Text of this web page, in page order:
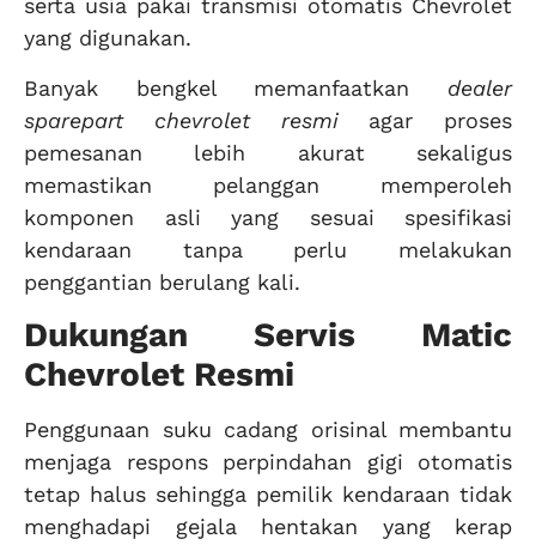
serta usia pakai transmisi otomatis Chevrolet
yang digunakan.
Banyak bengkel memanfaatkan dealer
sparepart chevrolet resmiagar proses
pemesanan lebih akurat sekaligus
memastikan pelanggan memperoleh
komponen asli yang sesuai spesifikasi
kendaraan tanpa perlu melakukan
penggantian berulang kali.
Dukungan Servis Matic
Chevrolet Resmi
Penggunaan suku cadang orisinal membantu
menjaga respons perpindahan gigi otomatis
tetap halus sehingga pemilik kendaraan tidak
menghadapi gejala hentakan yang kerap